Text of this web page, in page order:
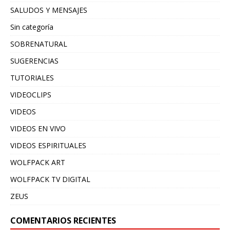
SALUDOS Y MENSAJES
Sin categoría
SOBRENATURAL
SUGERENCIAS
TUTORIALES
VIDEOCLIPS
VIDEOS
VIDEOS EN VIVO
VIDEOS ESPIRITUALES
WOLFPACK ART
WOLFPACK TV DIGITAL
ZEUS
COMENTARIOS RECIENTES